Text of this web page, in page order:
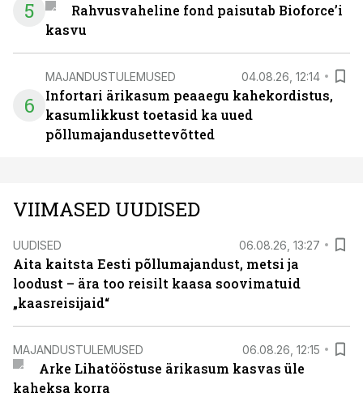
5
Rahvusvaheline fond paisutab Bioforce’i
kasvu
6
MAJANDUSTULEMUSED 04.08.26, 12:14
Infortari ärikasum peaaegu kahekordistus,
kasumlikkust toetasid ka uued
põllumajandusettevõtted
VIIMASED UUDISED
UUDISED 06.08.26, 13:27
Aita kaitsta Eesti põllumajandust, metsi ja
loodust – ära too reisilt kaasa soovimatuid
„kaasreisijaid“
MAJANDUSTULEMUSED 06.08.26, 12:15
Arke Lihatööstuse ärikasum kasvas üle
kaheksa korra